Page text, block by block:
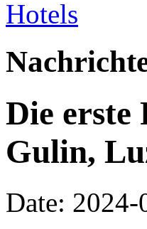
Die erste
Gulin,
Date: 2024-